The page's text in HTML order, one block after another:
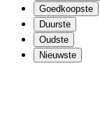
Goedkoopste
Duurste
Oudste
Nieuwste